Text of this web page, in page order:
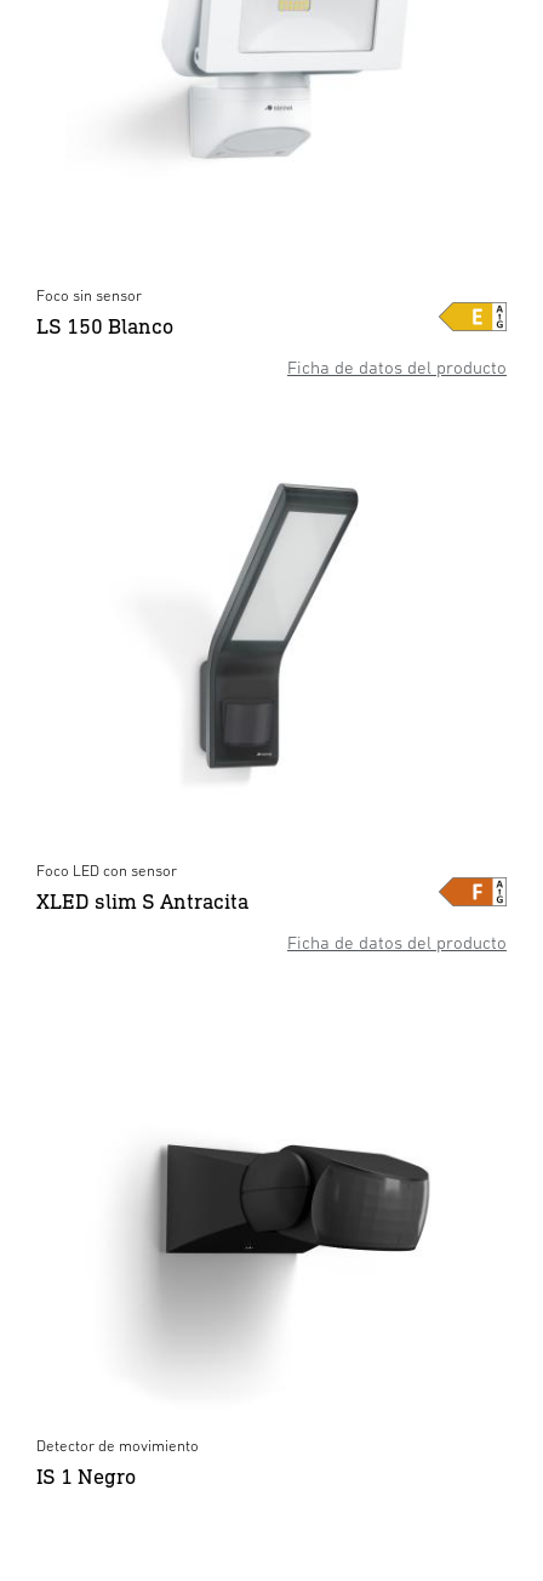
Ficha de datos del producto
Foco sin sensor
LS 150 Blanco
Ficha de datos del producto
Foco LED con sensor
XLED slim S Antracita
Detector de movimiento
IS 1 Negro